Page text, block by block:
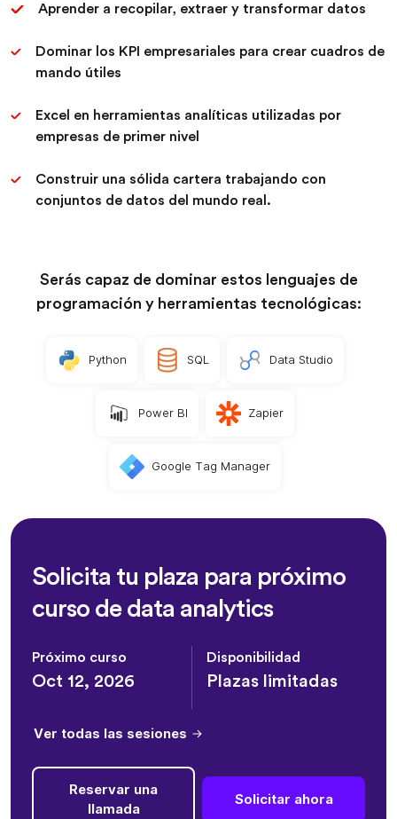
Aprender a recopilar, extraer y transformar datos
Dominar los KPI empresariales para crear cuadros de
mando útiles
Excel en herramientas analíticas utilizadas por
empresas de primer nivel
Construir una sólida cartera trabajando con
conjuntos de datos del mundo real.
Serás capaz de dominar estos lenguajes de
programación y herramientas tecnológicas:
Python SQL Data Studio
Power BI Zapier
Google Tag Manager
Solicita tu plaza para próximo
curso de data analytics
Próximo curso
Oct 12, 2026
Disponibilidad
Plazas limitadas
Ver todas las sesiones
Reservar una
llamada
Solicitar ahora